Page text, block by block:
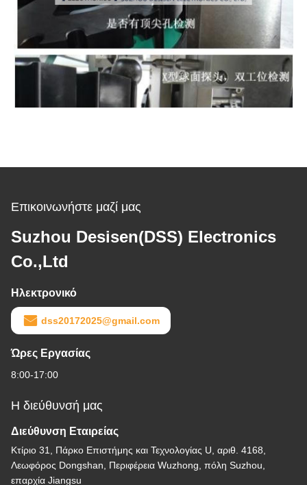
Επικοινωνήστε μαζί μας
Suzhou Desisen(DSS) Electronics
Co.,Ltd
Ηλεκτρονικό
dss20172025@gmail.com
Ώρες Εργασίας
8:00-17:00
Η διεύθυνσή μας
Διεύθυνση Εταιρείας
Κτίριο 31, Πάρκο Επιστήμης και Τεχνολογίας U, αριθ. 4168,
Λεωφόρος Dongshan, Περιφέρεια Wuzhong, πόλη Suzhou,
επαρχία Jiangsu